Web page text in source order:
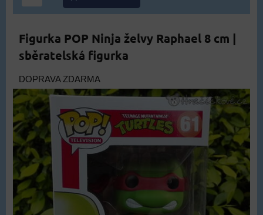
Figurka POP Ninja želvy Raphael 8 cm |
sběratelská figurka
DOPRAVA ZDARMA